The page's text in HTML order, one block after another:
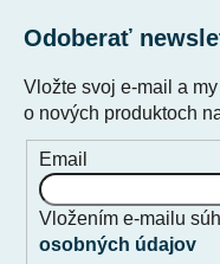
Odoberať
Vložte svoj e-mail a
o nových produktoch
Email
Vložením e-mailu
osobných údajov